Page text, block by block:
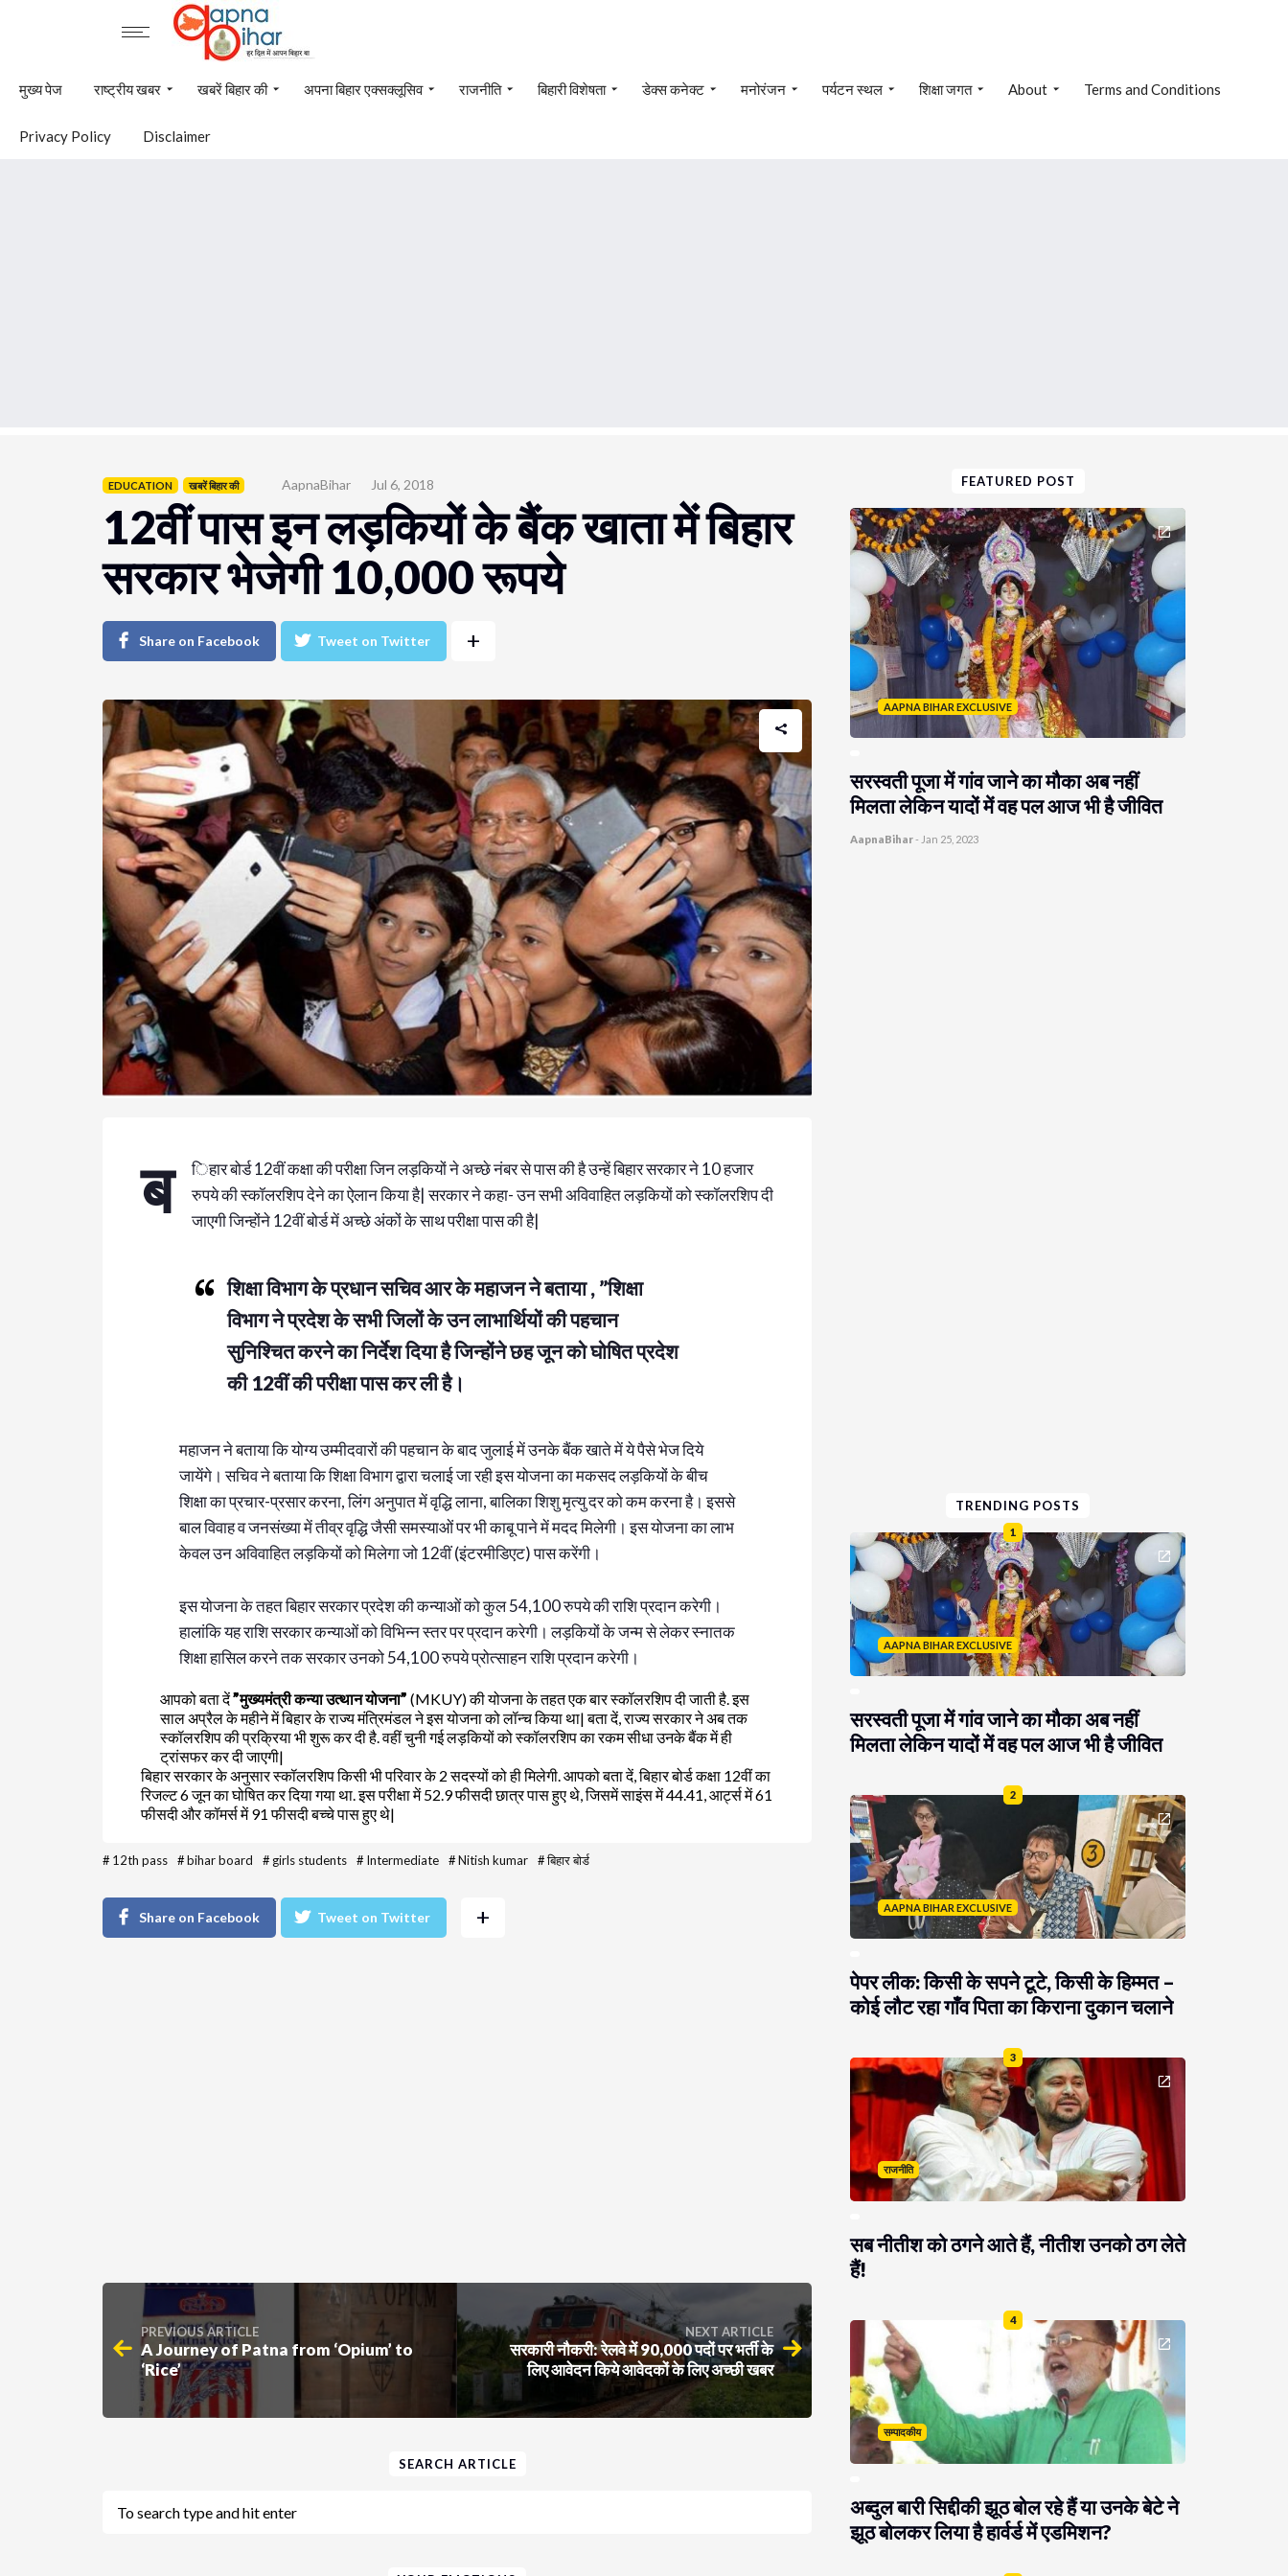
मुख्य पेज राष्ट्रीय खबर खबरें बिहार की अपना बिहार एक्सक्लूसिव राजनीति बिहारी विशेषता डेक्स कनेक्ट मनोरंजन पर्यटन स्थल शिक्षा जगत About Terms and Conditions
Privacy Policy Disclaimer
EDUCATION खबरें बिहार की AapnaBihar Jul 6, 2018
12वीं पास इन लड़कियों के बैंक खाता में बिहार
सरकार भेजेगी 10,000 रूपये
Share on Facebook Tweet on Twitter +
ब
िहार बोर्ड 12वीं कक्षा की परीक्षा जिन लड़कियों ने अच्छे नंबर से पास की है उन्हें बिहार सरकार ने 10 हजार
रुपये की स्कॉलरशिप देने का ऐलान किया है| सरकार ने कहा- उन सभी अविवाहित लड़कियों को स्कॉलरशिप दी
जाएगी जिन्होंने 12वीं बोर्ड में अच्छे अंकों के साथ परीक्षा पास की है|
शिक्षा विभाग के प्रधान सचिव आर के महाजन ने बताया , ”शिक्षा
विभाग ने प्रदेश के सभी जिलों के उन लाभार्थियों की पहचान
सुनिश्चित करने का निर्देश दिया है जिन्होंने छह जून को घोषित प्रदेश
की 12वीं की परीक्षा पास कर ली है।
महाजन ने बताया कि योग्य उम्मीदवारों की पहचान के बाद जुलाई में उनके बैंक खाते में ये पैसे भेज दिये
जायेंगे। सचिव ने बताया कि शिक्षा विभाग द्वारा चलाई जा रही इस योजना का मकसद लड़कियों के बीच
शिक्षा का प्रचार-प्रसार करना, लिंग अनुपात में वृद्धि लाना, बालिका शिशु मृत्यु दर को कम करना है। इससे
बाल विवाह व जनसंख्या में तीव्र वृद्धि जैसी समस्याओं पर भी काबू पाने में मदद मिलेगी। इस योजना का लाभ
केवल उन अविवाहित लड़कियों को मिलेगा जो 12वीं (इंटरमीडिएट) पास करेंगी।
इस योजना के तहत बिहार सरकार प्रदेश की कन्याओं को कुल 54,100 रुपये की राशि प्रदान करेगी।
हालांकि यह राशि सरकार कन्याओं को विभिन्न स्तर पर प्रदान करेगी। लड़कियों के जन्म से लेकर स्नातक
शिक्षा हासिल करने तक सरकार उनको 54,100 रुपये प्रोत्साहन राशि प्रदान करेगी।
आपको बता दें”मुख्यमंत्री कन्या उत्थान योजना” (MKUY) की योजना के तहत एक बार स्कॉलरशिप दी जाती है. इस
साल अप्रैल के महीने में बिहार के राज्य मंत्रिमंडल ने इस योजना को लॉन्च किया था| बता दें, राज्य सरकार ने अब तक
स्कॉलरशिप की प्रक्रिया भी शुरू कर दी है. वहीं चुनी गई लड़कियों को स्कॉलरशिप का रकम सीधा उनके बैंक में ही
ट्रांसफर कर दी जाएगी|
बिहार सरकार के अनुसार स्कॉलरशिप किसी भी परिवार के 2 सदस्यों को ही मिलेगी. आपको बता दें, बिहार बोर्ड कक्षा 12वीं का
रिजल्ट 6 जून का घोषित कर दिया गया था. इस परीक्षा में 52.9 फीसदी छात्र पास हुए थे, जिसमें साइंस में 44.41, आर्ट्स में 61
फीसदी और कॉमर्स में 91 फीसदी बच्चे पास हुए थे|
# 12th pass #bihar board # girls students # Intermediate #Nitish kumar #बिहार बोर्ड
Share on Facebook Tweet on Twitter +
PREVIOUS ARTICLE
A Journey of Patna from ‘Opium’ to
‘Rice’
NEXT ARTICLE
सरकारी नौकरी: रेलवे में 90,000 पदों पर भर्ती के
लिए आवेदन किये आवेदकों के लिए अच्छी खबर
SEARCH ARTICLE
FEATURED POST
AAPNA BIHAR EXCLUSIVE
सरस्वती पूजा में गांव जाने का मौका अब नहीं
मिलता लेकिन यादों में वह पल आज भी है जीवित
AapnaBihar- Jan 25, 2023
TRENDING POSTS
1
AAPNA BIHAR EXCLUSIVE
सरस्वती पूजा में गांव जाने का मौका अब नहीं
मिलता लेकिन यादों में वह पल आज भी है जीवित
2
AAPNA BIHAR EXCLUSIVE
पेपर लीक: किसी के सपने टूटे, किसी के हिम्मत –
कोई लौट रहा गाँव पिता का किराना दुकान चलाने
3
राजनीति
सब नीतीश को ठगने आते हैं, नीतीश उनको ठग लेते
हैं!
4
सम्पादकीय
अब्दुल बारी सिद्दीकी झूठ बोल रहे हैं या उनके बेटे ने
झूठ बोलकर लिया है हार्वर्ड में एडमिशन?